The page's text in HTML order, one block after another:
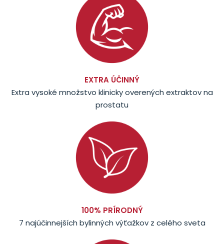
EXTRA ÚČINNÝ
Extra vysoké množstvo klinicky overených extraktov na
prostatu
100% PRÍRODNÝ
7 najúčinnejších bylinných výťažkov z celého sveta